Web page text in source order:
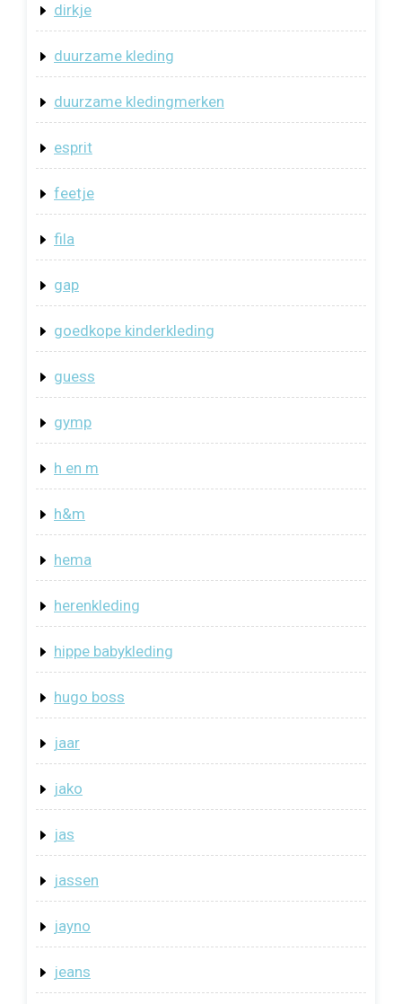
dirkje
duurzame kleding
duurzame kledingmerken
esprit
feetje
fila
gap
goedkope kinderkleding
guess
gymp
h en m
h&m
hema
herenkleding
hippe babykleding
hugo boss
jaar
jako
jas
jassen
jayno
jeans